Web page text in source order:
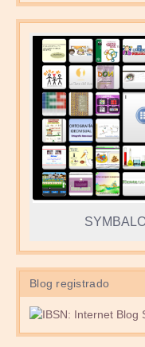
Blog registrado